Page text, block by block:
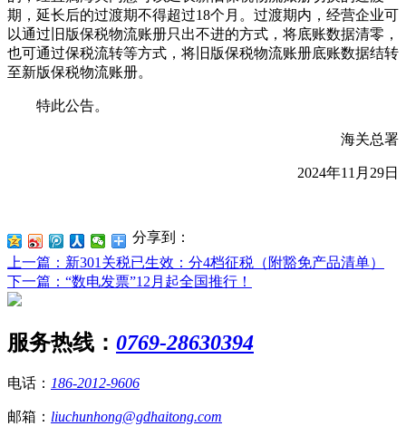
期，延长后的过渡期不得超过18个月。过渡期内，经营企业可
以通过旧版保税物流账册只出不进的方式，将底账数据清零，
也可通过保税流转等方式，将旧版保税物流账册底账数据结转
至新版保税物流账册。
特此公告。
海关总署
2024年11 月 29日
分享到：
上一篇 ：新301关税已生效：分4档征税（附豁免产品清单）
下一篇 ：“数电发票”12月起全国推行！
服务热线： 0769-28630394
电话： 186-2012-9606
邮箱： liuchunhong@gdhaitong.com